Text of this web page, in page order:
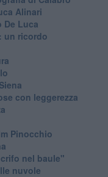
Alinari
Luca
un ricordo
con leggerezza
Pinocchio
nel baule"
nuvole